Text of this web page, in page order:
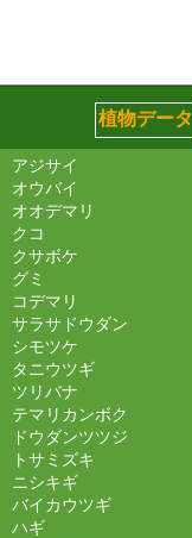
植物データ
アジサイ
オウバイ
オオデマリ
クコ
クサボケ
グミ
コデマリ
サラサドウダン
シモツケ
タニウツギ
ツリバナ
テマリカンボク
ドウダンツツジ
トサミズキ
ニシキギ
バイカウツギ
ハギ